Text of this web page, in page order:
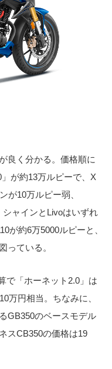
良く分かる。価格順に
が約13万ルピーで、X
が10万ルピー弱、
ャインとLivoはいずれ
が約6万5000ルピーと、
っている。
で「ホーネット2.0」は
万円相当。ちなみに、
GB350のベースモデル
スCB350の価格は19